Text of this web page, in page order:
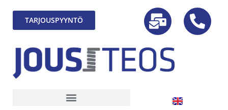
TARJOUSPYYNTÖ